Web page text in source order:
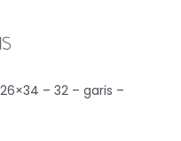
– 32 – garis –